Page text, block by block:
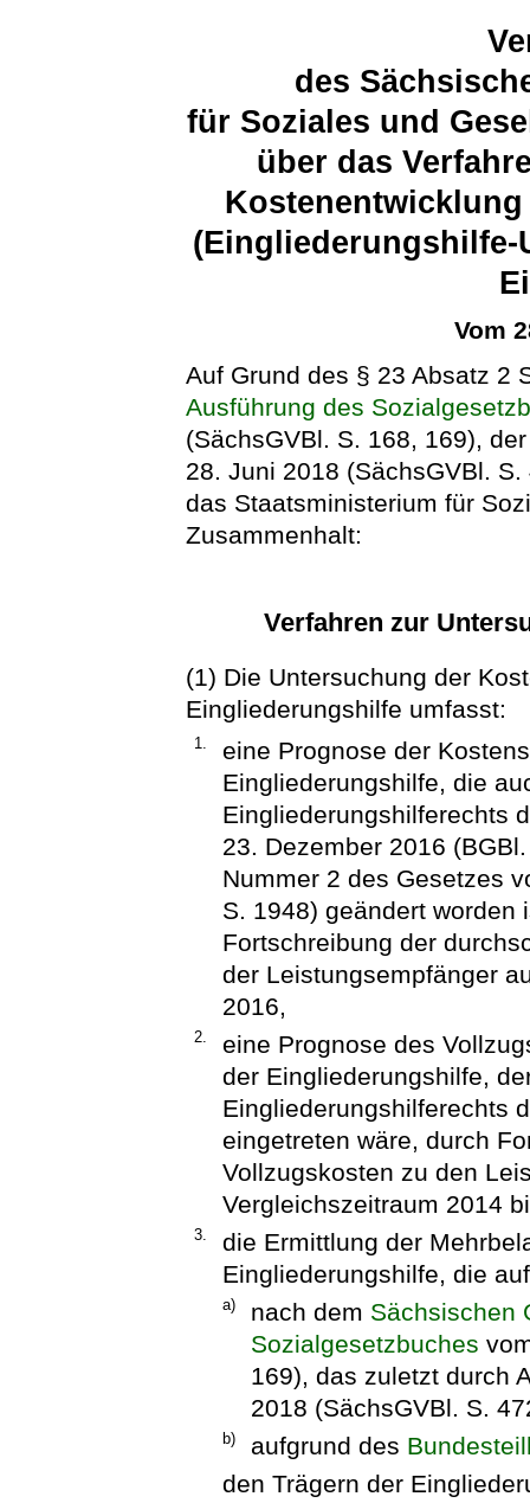
des
für Soziales und
über das
Vom
Auf Grund des § 23 Absatz 2
Ausführung des
(SächsGVBl. S. 168, 169),
28. Juni 2018 (SächsGVBl.
das Staatsministerium für
Zusammenhalt:
Verfahren zur
(1) Die Untersuchung der
Eingliederungshilfe umfasst:
1.
eine Prognose der
Eingliederungshilfe, die
Eingliederungshilferechts
23. Dezember 2016
Nummer 2 des Gesetzes
S. 1948) geändert worden
Fortschreibung der
der Leistungsempfänger
2016,
2.
eine Prognose des
der Eingliederungshilfe,
Eingliederungshilferechts
eingetreten wäre, durch
Vollzugskosten zu den
Vergleichszeitraum 2014
3.
die Ermittlung der
Eingliederungshilfe, die
a) nach dem Sächsischen
Sozialgesetzbuches
169), das zuletzt durch
2018 (SächsGVBl. S.
b) aufgrund des
den Trägern der